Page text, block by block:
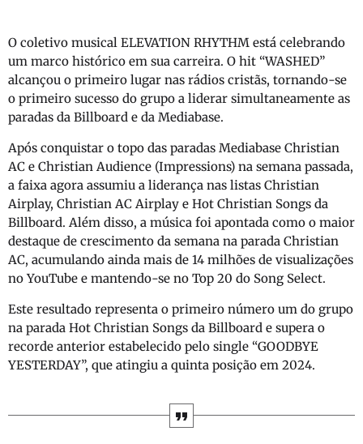
O coletivo musical ELEVATION RHYTHM está celebrando
um marco histórico em sua carreira. O hit “WASHED”
alcançou o primeiro lugar nas rádios cristãs, tornando-se
o primeiro sucesso do grupo a liderar simultaneamente as
paradas da Billboard e da Mediabase.
Após conquistar o topo das paradas Mediabase Christian
AC e Christian Audience (Impressions) na semana passada,
a faixa agora assumiu a liderança nas listas Christian
Airplay, Christian AC Airplay e Hot Christian Songs da
Billboard. Além disso, a música foi apontada como o maior
destaque de crescimento da semana na parada Christian
AC, acumulando ainda mais de 14 milhões de visualizações
no YouTube e mantendo-se no Top 20 do Song Select.
Este resultado representa o primeiro número um do grupo
na parada Hot Christian Songs da Billboard e supera o
recorde anterior estabelecido pelo single “GOODBYE
YESTERDAY”, que atingiu a quinta posição em 2024.